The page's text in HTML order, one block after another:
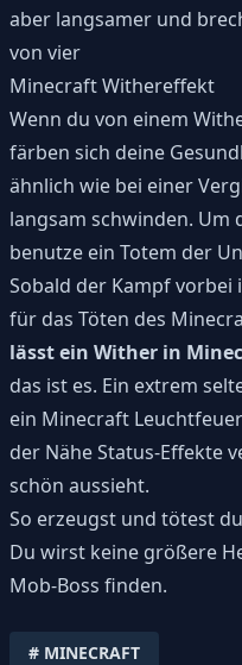
aber langsamer und
von vier
Minecraft Withereffekt
Wenn du von einem
färben sich deine
ähnlich wie bei einer
langsam schwinden. Um
benutze ein Totem der
Sobald der Kampf vorbei
für das Töten des
lässt ein Wither in
das ist es. Ein extrem
ein Minecraft
der Nähe Status-Effekte
schön aussieht.
So erzeugst und tötest
Du wirst keine größere
Mob-Boss finden.
# MINECRAFT